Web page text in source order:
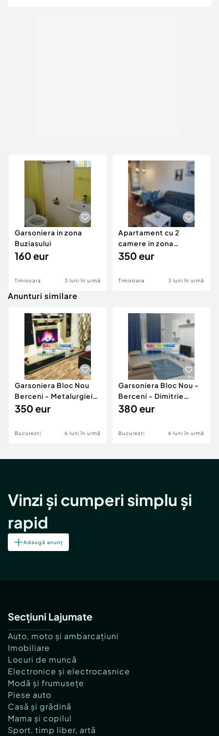
Garsoniera in zona
Buziasului
160 eur
Timisoara 3 luni în urmă
Apartament cu 2
camere in zona
Centrala
350 eur
Timisoara 3 luni în urmă
Anunturi similare
Garsoniera Bloc Nou
Berceni - Metalurgiei
Park - Postalionul
350 eur
Bucuresti 6 luni în urmă
Garsoniera Bloc Nou -
Berceni - Dimitrie
Leonida
380 eur
Bucuresti 6 luni în urmă
Vinzi și cumperi simplu și
rapid
Adaugă anunț
Secțiuni Lajumate
Auto, moto și ambarcațiuni
Imobiliare
Locuri de muncă
Electronice și electrocasnice
Modă și frumusețe
Piese auto
Casă și grădină
Mama și copilul
Sport, timp liber, artă